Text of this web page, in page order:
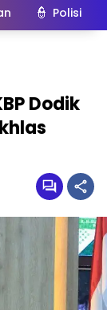
👮 Polisi
Dodik